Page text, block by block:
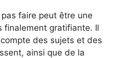
pas faire peut être une
finalement gratifiante. Il
des sujets et des
ainsi que de la